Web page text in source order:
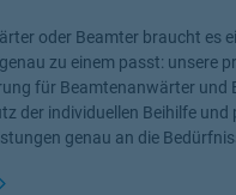
oder Beamter braucht es
zu einem passt: unsere
für Beamtenanwärter und
der individuellen Beihilfe und
genau an die
Link Opens in New Tab